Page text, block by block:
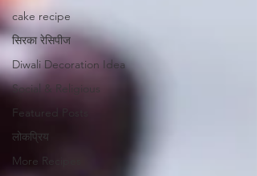
cake recipe
सिरका रेसिपीज
Diwali Decoration Idea
Social & Religious
Featured Posts
लोकप्रिय
More Recipes